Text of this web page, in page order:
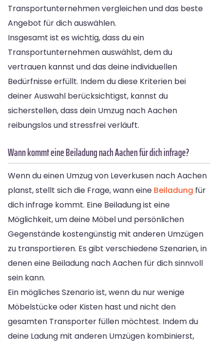
Transportunternehmen vergleichen und das beste
Angebot für dich auswählen.
Insgesamt ist es wichtig, dass du ein
Transportunternehmen auswählst, dem du
vertrauen kannst und das deine individuellen
Bedürfnisse erfüllt. Indem du diese Kriterien bei
deiner Auswahl berücksichtigst, kannst du
sicherstellen, dass dein Umzug nach Aachen
reibungslos und stressfrei verläuft.
Wann kommt eine Beiladung nach Aachen für dich infrage?
Wenn du einen Umzug von Leverkusen nach Aachen
planst, stellt sich die Frage, wann eine Beiladung für
dich infrage kommt. Eine Beiladung ist eine
Möglichkeit, um deine Möbel und persönlichen
Gegenstände kostengünstig mit anderen Umzügen
zu transportieren. Es gibt verschiedene Szenarien, in
denen eine Beiladung nach Aachen für dich sinnvoll
sein kann.
Ein mögliches Szenario ist, wenn du nur wenige
Möbelstücke oder Kisten hast und nicht den
gesamten Transporter füllen möchtest. Indem du
deine Ladung mit anderen Umzügen kombinierst,